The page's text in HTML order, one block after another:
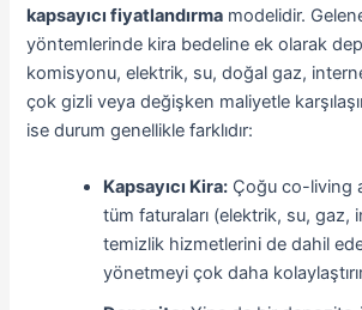
kapsayıcı fiyatlandırma modelidir.
yöntemlerinde kira bedeline ek olarak
komisyonu, elektrik, su, doğal gaz,
çok gizli veya değişken maliyetle
ise durum genellikle farklıdır:
Kapsayıcı Kira: Çoğu co-living
tüm faturaları (elektrik, su, gaz,
temizlik hizmetlerini de dahil
yönetmeyi çok daha